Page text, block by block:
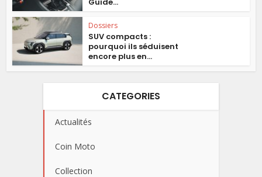
Dossiers
SUV compacts :
pourquoi ils séduisent
encore plus en...
CATEGORIES
Actualités
Coin Moto
Collection